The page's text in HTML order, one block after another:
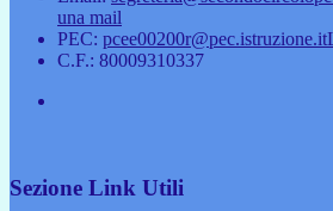
una mail
PEC: pcee00200r@pec.istruzione.it
C.F.: 80009310337
Sezione Link Utili